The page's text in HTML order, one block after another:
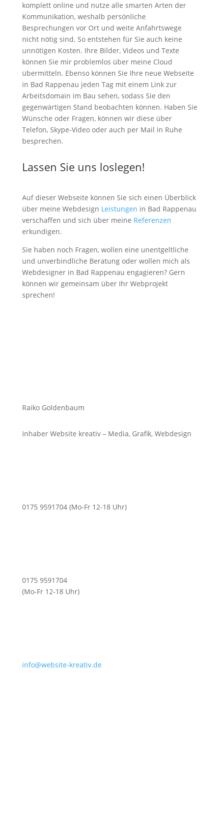
komplett online und nutze alle smarten Arten der
Kommunikation, weshalb persönliche
Besprechungen vor Ort und weite Anfahrtswege
nicht nötig sind. So entstehen für Sie auch keine
unnötigen Kosten. Ihre Bilder, Videos und Texte
können Sie mir problemlos über meine Cloud
übermitteln. Ebenso können Sie Ihre neue Webseite
in Bad Rappenau jeden Tag mit einem Link zur
Arbeitsdomain im Bau sehen, sodass Sie den
gegenwärtigen Stand beobachten können. Haben Sie
Wünsche oder Fragen, können wir diese über
Telefon, Skype-Video oder auch per Mail in Ruhe
besprechen.
Lassen Sie uns loslegen!
Auf dieser Webseite können Sie sich einen Überblick
über meine Webdesign Leistungen in Bad Rappenau
verschaffen und sich über meine Referenzen
erkundigen.
Sie haben noch Fragen, wollen eine unentgeltliche
und unverbindliche Beratung oder wollen mich als
Webdesigner in Bad Rappenau engagieren? Gern
können wir gemeinsam über Ihr Webprojekt
sprechen!
Raiko Goldenbaum
Inhaber Website kreativ – Media, Grafik, Webdesign
0175 9591704 (Mo-Fr 12-18 Uhr)
0175 9591704
(Mo-Fr 12-18 Uhr)
info@website-kreativ.de